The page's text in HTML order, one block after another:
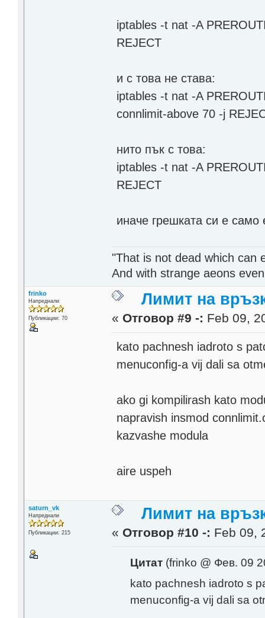
iptables -t nat -A
REJECT
и с това не става:
iptables -t nat -A
connlimit-above 70 -j
нито пък с това:
iptables -t nat -A
REJECT
иначе грешката си е
"That is not dead which can
And with strange aeons
frinko
Напреднали
Публикации: 70
Лимит на
« Отговор #9 -: Feb 09,
kato pachnesh iadroto s
menuconfig-a vij dali sa
ako gi kompilirash kato
napravish insmod
kazvashe modula
aire uspeh
saturn_vk
Напреднали
Публикации: 215
Лимит на
« Отговор #10 -: Feb 09,
Цитат(frinko @ Фев. 09
kato pachnesh iadroto s
menuconfig-a vij dali sa